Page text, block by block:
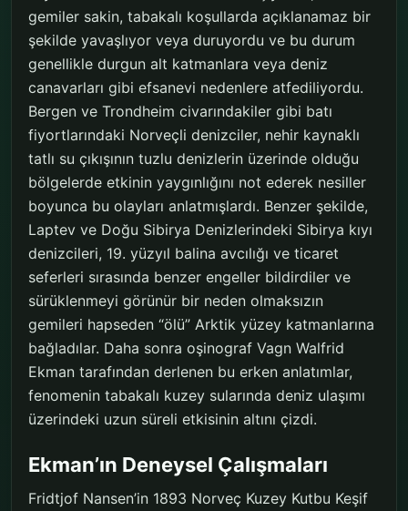
gemiler sakin, tabakalı koşullarda açıklanamaz bir
şekilde yavaşlıyor veya duruyordu ve bu durum
genellikle durgun alt katmanlara veya deniz
canavarları gibi efsanevi nedenlere atfediliyordu.
Bergen ve Trondheim civarındakiler gibi batı
fiyortlarındaki Norveçli denizciler, nehir kaynaklı
tatlı su çıkışının tuzlu denizlerin üzerinde olduğu
bölgelerde etkinin yaygınlığını not ederek nesiller
boyunca bu olayları anlatmışlardı. Benzer şekilde,
Laptev ve Doğu Sibirya Denizlerindeki Sibirya kıyı
denizcileri, 19. yüzyıl balina avcılığı ve ticaret
seferleri sırasında benzer engeller bildirdiler ve
sürüklenmeyi görünür bir neden olmaksızın
gemileri hapseden “ölü” Arktik yüzey katmanlarına
bağladılar. Daha sonra oşinograf Vagn Walfrid
Ekman tarafından derlenen bu erken anlatımlar,
fenomenin tabakalı kuzey sularında deniz ulaşımı
üzerindeki uzun süreli etkisinin altını çizdi.
Ekman’ın Deneysel Çalışmaları
Fridtjof Nansen’in 1893 Norveç Kuzey Kutbu Keşif